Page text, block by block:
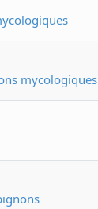
mycologiques